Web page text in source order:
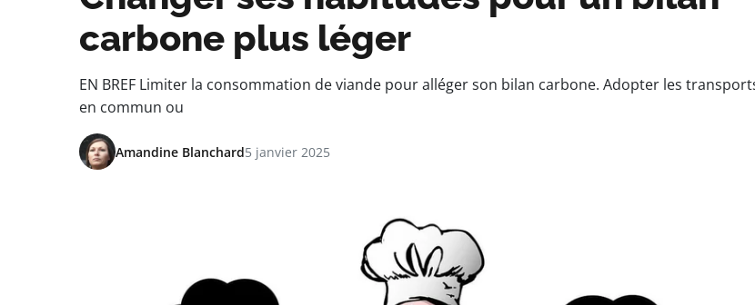
carbone plus léger
EN BREF Limiter la consommation de viande pour alléger son bilan carbone. Adopter les
en commun ou
Amandine Blanchard5 janvier 2025